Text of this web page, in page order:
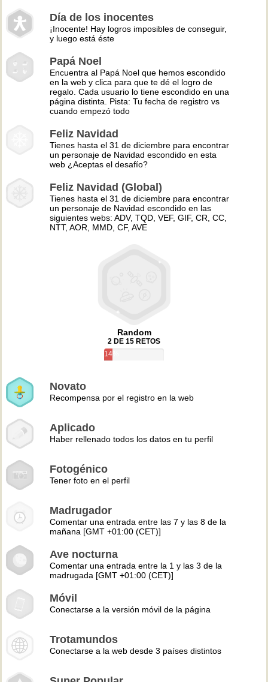
Día de los inocentes
¡Inocente! Hay logros imposibles de conseguir,
y luego está éste
Papá Noel
Encuentra al Papá Noel que hemos escondido
en la web y clica para que te dé el logro de
regalo. Cada usuario lo tiene escondido en una
página distinta. Pista: Tu fecha de registro vs
cuando empezó todo
Feliz Navidad
Tienes hasta el 31 de diciembre para encontrar
un personaje de Navidad escondido en esta
web ¿Aceptas el desafío?
Feliz Navidad (Global)
Tienes hasta el 31 de diciembre para encontrar
un personaje de Navidad escondido en las
siguientes webs: ADV, TQD, VEF, GIF, CR, CC,
NTT, AOR, MMD, CF, AVE
Random
2 DE 15 RETOS
14%
Novato
Recompensa por el registro en la web
Aplicado
Haber rellenado todos los datos en tu perfil
Fotogénico
Tener foto en el perfil
Madrugador
Comentar una entrada entre las 7 y las 8 de la
mañana [GMT +01:00 (CET)]
Ave nocturna
Comentar una entrada entre la 1 y las 3 de la
madrugada [GMT +01:00 (CET)]
Móvil
Conectarse a la versión móvil de la página
Trotamundos
Conectarse a la web desde 3 países distintos